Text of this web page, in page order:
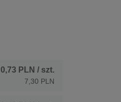
0,73 PLN / szt.
7,30 PLN